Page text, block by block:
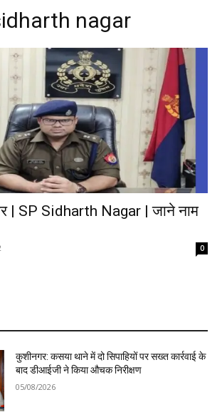
nagar
| SP Sidharth Nagar | जाने नाम
0
कुशीनगर: कसया थाने में दो सिपाहियों पर सख्त कार्रवाई के
बाद डीआईजी ने किया औचक निरीक्षण
05/08/2026